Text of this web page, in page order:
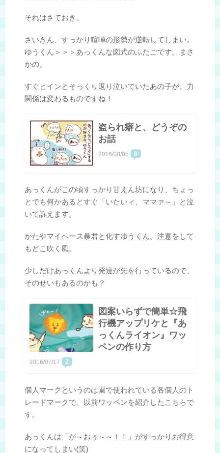
それはさておき。
さいきん、すっかり喧嘩の形勢が逆転してしまい。
ゆうくん＞＞＞あっくんな図式のふたごです。まさ
かの。
すぐヒインとそっくり返り泣いていたあの子が。力
関係は変わるものですね！
盗られ癖と、どうぞの
お話
2016/08/05 6
あっくんがこの頃すっかり甘えん坊になり、ちょっ
とでも何かあるとすぐ「いたいィ、ママァ～」と泣
いて訴えます。
かたやマイペース暴君と化すゆうくん。注意をして
もどこ吹く風。
少しだけあっくんより発達が先を行っているので、
そのせいもあるのかも？
図案いらずで簡単☆飛
行機アップリケと『あ
っくんライオン』ワッ
ペンの作り方
2016/07/17 2
個人マークというのは園で使われている各個人のト
レードマークで、以前ワッペンを紹介したこちらで
す。
あっくんは「が～おぅ～～！！」がすっかりお得意
になってしまい(笑)